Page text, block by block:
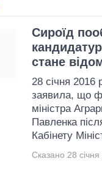
Сироїд
стане
28 січня 2016
заявила, що
міністра
Павленка
Кабінету
Сказано 28 січня